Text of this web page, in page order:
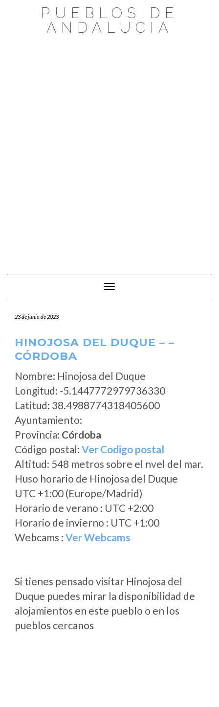
PUEBLOS DE
ANDALUCIA
Cambiar modo de navegación
23 de junio de 2023
HINOJOSA DEL DUQUE – –
CÓRDOBA
Nombre: Hinojosa del Duque
Longitud: -5.1447772979736330
Latitud: 38.4988774318405600
Ayuntamiento:
Provincia: Córdoba
Código postal: Ver Codigo postal
Altitud: 548 metros sobre el nvel del mar.
Huso horario de Hinojosa del Duque
UTC +1:00 (Europe/Madrid)
Horario de verano : UTC +2:00
Horario de invierno : UTC +1:00
Webcams : Ver Webcams
Si tienes pensado visitar Hinojosa del
Duque puedes mirar la disponibilidad de
alojamientos en este pueblo o en los
pueblos cercanos